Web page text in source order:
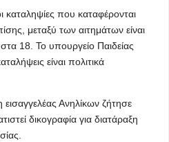
καταληψίες που καταφέρονται
μεταξύ των αιτημάτων είναι
18. Το υπουργείο Παιδείας
είναι πολιτικά
Ανηλίκων ζήτησε
δικογραφία για διατάραξη